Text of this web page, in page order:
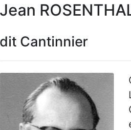
Jean
dit Cantinnier